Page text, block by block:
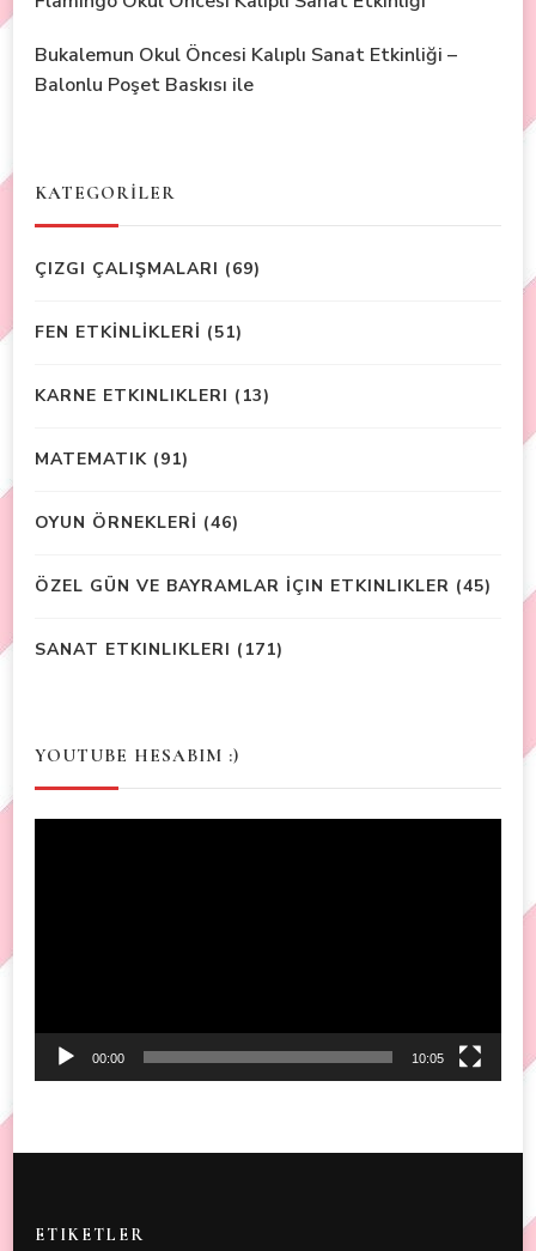
Bukalemun Okul Öncesi Kalıplı Sanat Etkinliği –
Balonlu Poşet Baskısı ile
KATEGORİLER
ÇIZGI ÇALIŞMALARI (69)
FEN ETKİNLİKLERİ (51)
KARNE ETKINLIKLERI (13)
MATEMATIK (91)
OYUN ÖRNEKLERİ (46)
ÖZEL GÜN VE BAYRAMLAR İÇIN ETKINLIKLER (45)
SANAT ETKINLIKLERI (171)
YOUTUBE HESABIM :)
00:00 10:05
ETIKETLER